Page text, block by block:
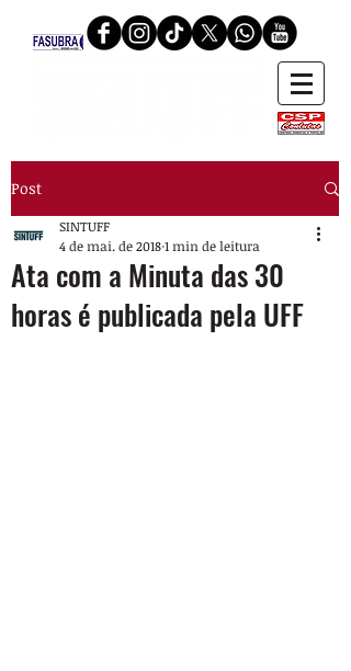
Post
Ata com a Minuta das 30
horas é publicada pela UFF
SINTUFF
4 de mai. de 20181 min de leitura